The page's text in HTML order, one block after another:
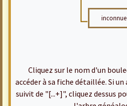
inconnue
Cliquez sur le nom d'un
accéder à sa fiche détaillée. Si
suivit de "[...+]", cliquez dessus